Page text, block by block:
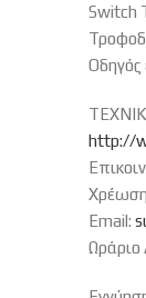
Switch
Οδηγός
http://
Email:
Ωράριο